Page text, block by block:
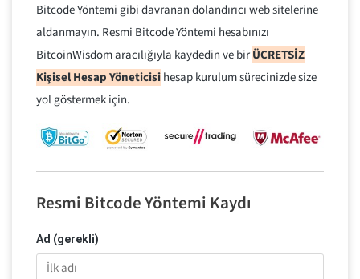
Bitcode Yöntemi gibi davranan dolandırıcı web sitelerine
aldanmayın. Resmi Bitcode Yöntemi hesabınızı
BitcoinWisdom aracılığıyla kaydedin ve birÜCRETSİZ
Kişisel Hesap Yöneticisihesap kurulum sürecinizde size
yol göstermek için.
Resmi Bitcode Yöntemi Kaydı
Ad (gerekli)